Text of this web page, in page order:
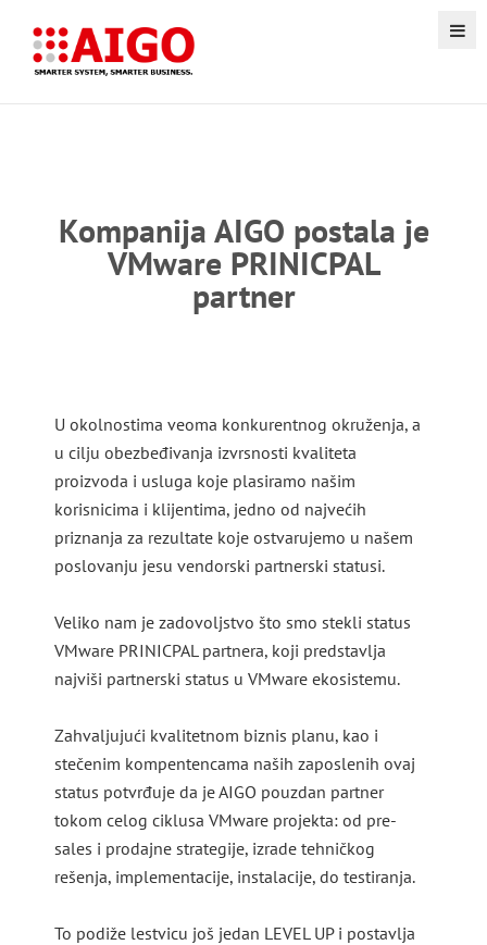
Kompanija AIGO postala je
VMware PRINICPAL
partner
U okolnostima veoma konkurentnog okruženja, a
u cilju obezbeđivanja izvrsnosti kvaliteta
proizvoda i usluga koje plasiramo našim
korisnicima i klijentima, jedno od najvećih
priznanja za rezultate koje ostvarujemo u našem
poslovanju jesu vendorski partnerski statusi.
Veliko nam je zadovoljstvo što smo stekli status
VMware PRINICPAL partnera, koji predstavlja
najviši partnerski status u VMware ekosistemu.
Zahvaljujući kvalitetnom biznis planu, kao i
stečenim kompentencama naših zaposlenih ovaj
status potvrđuje da je AIGO pouzdan partner
tokom celog ciklusa VMware projekta: od pre-
sales i prodajne strategije, izrade tehničkog
rešenja, implementacije, instalacije, do testiranja.
To podiže lestvicu još jedan LEVEL UP i postavlja